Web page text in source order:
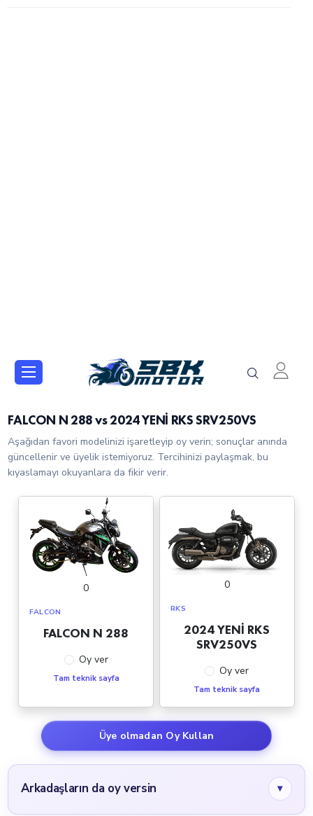
FALCON N 288 vs 2024 YENİ RKS SRV250VS
Aşağıdan favori modelinizi işaretleyip oy verin; sonuçlar anında
güncellenir ve üyelik istemiyoruz. Tercihinizi paylaşmak, bu
kıyaslamayı okuyanlara da fikir verir.
0
FALCON
FALCON N 288
Oy ver
Tam teknik sayfa
0
RKS
2024 YENİ RKS
SRV250VS
Oy ver
Tam teknik sayfa
Üye olmadan Oy Kullan
Arkadaşların da oy versin ▾